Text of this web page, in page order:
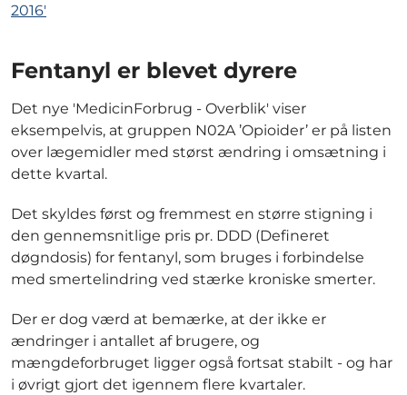
2016'
Fentanyl er blevet dyrere
Det nye 'MedicinForbrug - Overblik' viser
eksempelvis, at gruppen N02A ’Opioider’ er på listen
over lægemidler med størst ændring i omsætning i
dette kvartal.
Det skyldes først og fremmest en større stigning i
den gennemsnitlige pris pr. DDD (Defineret
døgndosis) for fentanyl, som bruges i forbindelse
med smertelindring ved stærke kroniske smerter.
Der er dog værd at bemærke, at der ikke er
ændringer i antallet af brugere, og
mængdeforbruget ligger også fortsat stabilt - og har
i øvrigt gjort det igennem flere kvartaler.